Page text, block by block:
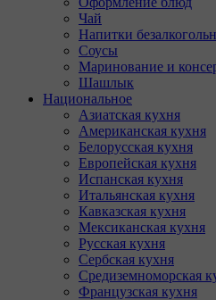
Чай
Напитки
Соусы
Маринование и
Шашлык
Национальное
Азиатская кухня
Американская кухня
Белорусская кухня
Европейская кухня
Испанская кухня
Итальянская кухня
Кавказская кухня
Мексиканская кухня
Русская кухня
Сербская кухня
Средиземноморская
Французская кухня